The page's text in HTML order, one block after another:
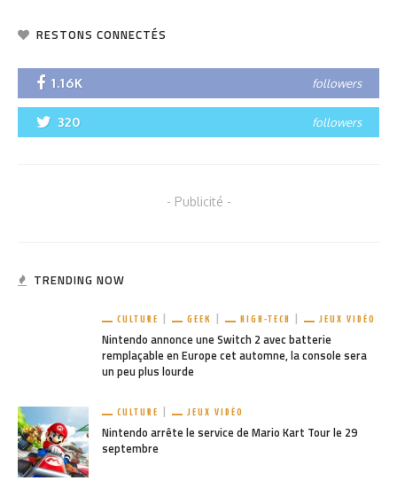
RESTONS CONNECTÉS
1.16K followers
320 followers
- Publicité -
TRENDING NOW
CULTURE GEEK HIGH-TECH JEUX VIDÉO
Nintendo annonce une Switch 2 avec batterie
remplaçable en Europe cet automne, la console sera
un peu plus lourde
CULTURE JEUX VIDÉO
Nintendo arrête le service de Mario Kart Tour le 29
septembre